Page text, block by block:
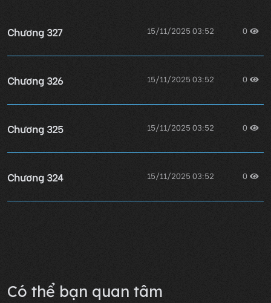
Chương 327 15/11/2025 03:52 0
Chương 326 15/11/2025 03:52 0
Chương 325 15/11/2025 03:52 0
Chương 324 15/11/2025 03:52 0
Có thể bạn quan tâm